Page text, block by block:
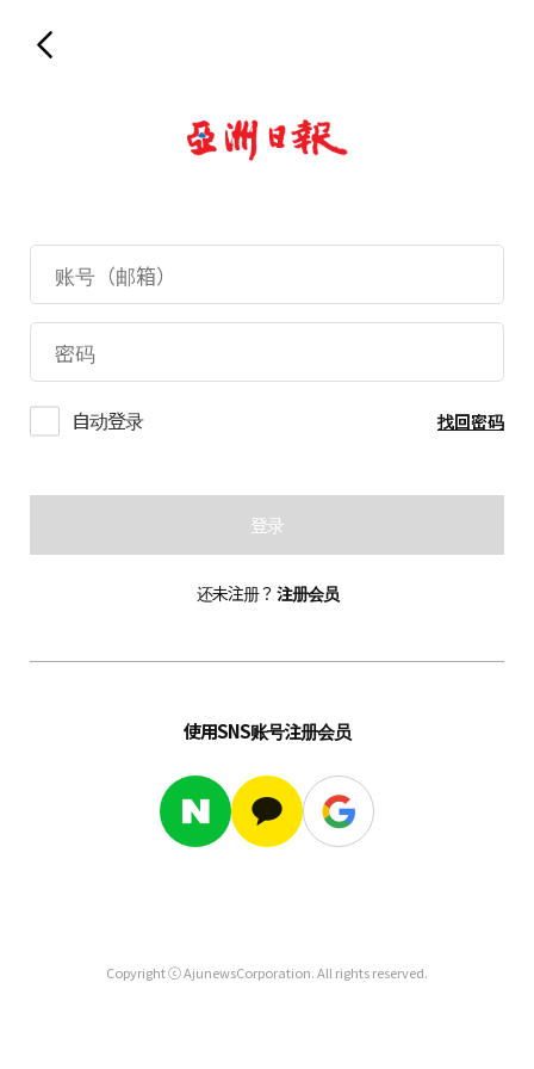
自动登录 找回密码
登录
还未注册？ 注册会员
使用SNS账号注册会员
Copyright ⓒ AjunewsCorporation. All rights reserved.